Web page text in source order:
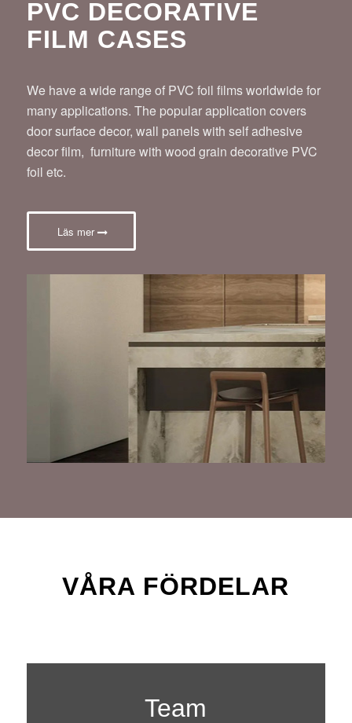
PVC DECORATIVE
FILM CASES
We have a wide range of PVC foil films worldwide for
many applications. The popular application covers
door surface decor, wall panels with self adhesive
decor film, furniture with wood grain decorative PVC
foil etc.
Läs mer
VÅRA FÖRDELAR
Team